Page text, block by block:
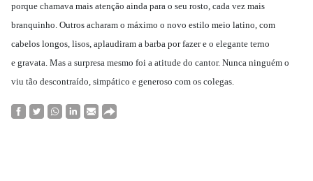
porque chamava mais atenção ainda para o seu rosto, cada vez mais
branquinho. Outros acharam o máximo o novo estilo meio latino, com
cabelos longos, lisos, aplaudiram a barba por fazer e o elegante terno
e gravata. Mas a surpresa mesmo foi a atitude do cantor. Nunca ninguém o
viu tão descontraído, simpático e generoso com os colegas.